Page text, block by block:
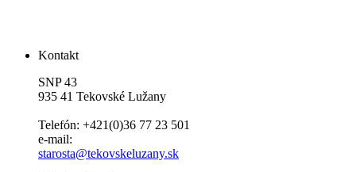
Kontakt
SNP 43
935 41 Tekovské Lužany
Telefón: +421(0)36 77 23 501
e-mail:
starosta@tekovskeluzany.sk